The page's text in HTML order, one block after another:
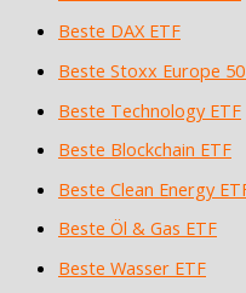
Beste DAX ETF
Beste Stoxx Europe
Beste Technology ETF
Beste Blockchain ETF
Beste Clean Energy
Beste Öl & Gas ETF
Beste Wasser ETF